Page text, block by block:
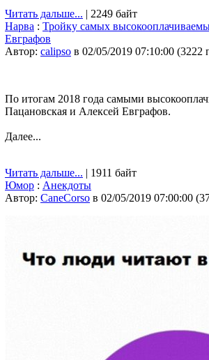
Читать дальше... | 2249 байт
Нарва : Тройку самых
Евграфов
Автор: calipso в 02/05/2019 07:10:00 (3222
По итогам 2018 года самыми
Пацановская и Алексей Евграфов.
Далее...
Читать дальше... | 1911 байт
Юмор : Анекдоты
Автор: CaneCorso в 02/05/2019 07:00:00 (